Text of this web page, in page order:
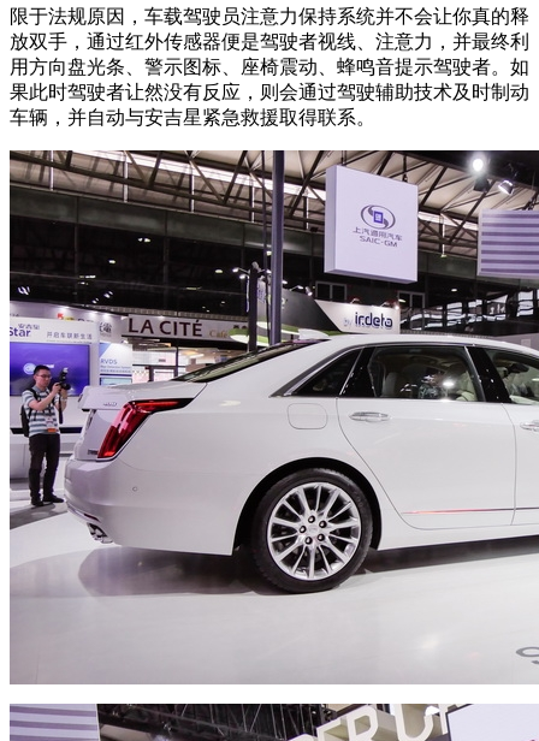
限于法规原因，车载驾驶员注意力保持系统并不会让你真的释
放双手，通过红外传感器便是驾驶者视线、注意力，并最终利
用方向盘光条、警示图标、座椅震动、蜂鸣音提示驾驶者。如
果此时驾驶者让然没有反应，则会通过驾驶辅助技术及时制动
车辆，并自动与安吉星紧急救援取得联系。